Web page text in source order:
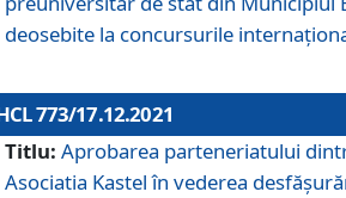
deosebite la concursurile
773/17.12.2021
Titlu: Aprobarea parteneriatului
Asociatia Kastel în vederea